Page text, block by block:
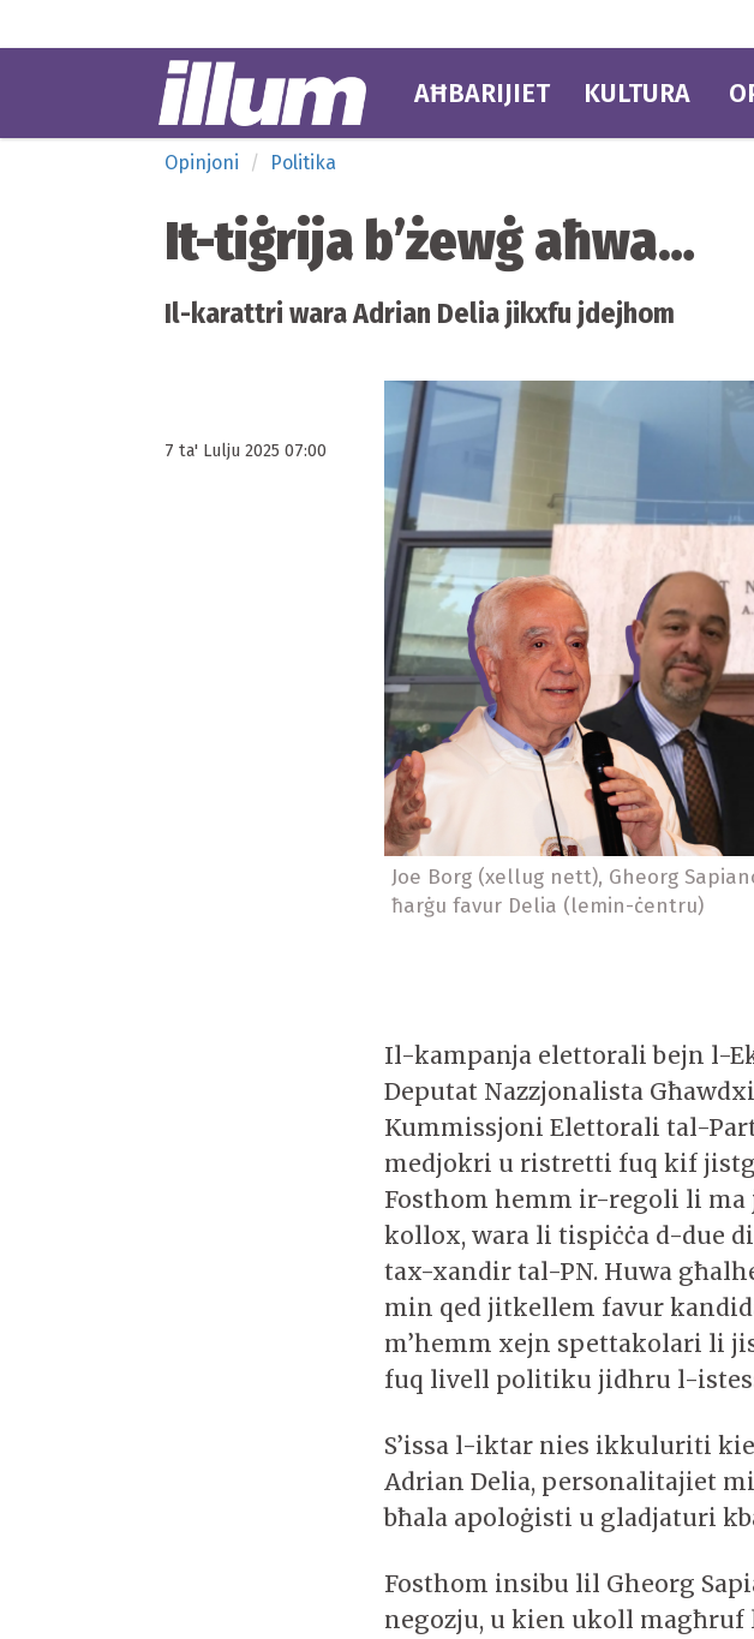
AĦBARIJIET KULTURA
Opinjoni Politika
It-tiġrija b’żewġ aħwa…
Il-karattri wara Adrian Delia jikxfu jdejhom
7 ta' Lulju 2025 07:00
Joe Borg (xellug nett), Gheorg
ħarġu favur Delia (lemin-ċentru)
Il-kampanja elettorali bejn l-
Deputat Nazzjonalista
Kummissjoni Elettorali tal-
medjokri u ristretti fuq kif
Fosthom hemm ir-regoli li
kollox, wara li tispiċċa d-due
tax-xandir tal-PN. Huwa
min qed jitkellem favur
m’hemm xejn spettakolari li
fuq livell politiku jidhru l-
S’issa l-iktar nies ikkuluriti
Adrian Delia, personalitajiet
bħala apoloġisti u gladjaturi
Fosthom insibu lil Gheorg
negozju, u kien ukoll